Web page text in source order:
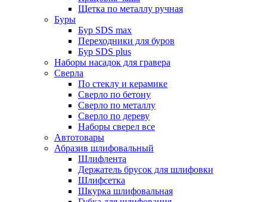
Щетка по металлу ручная
Буры
Бур SDS max
Переходники для буров
Бур SDS plus
Наборы насадок для гравера
Сверла
По стеклу и керамике
Сверло по бетону
Сверло по металлу
Сверло по дереву
Наборы сверел все
Автотовары
Абразив шлифовальный
Шлифлента
Держатель брусок для шлифовки
Шлифсетка
Шкурка шлифовальная